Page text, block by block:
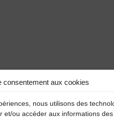
consentement aux cookies
nous utilisons des
et/ou accéder aux informations des
belle redécouverte des